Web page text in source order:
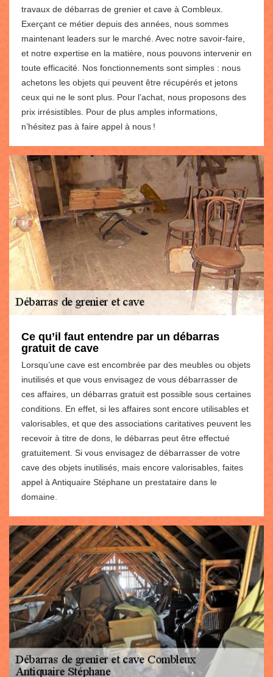
travaux de débarras de grenier et cave à Combleux.
Exerçant ce métier depuis des années, nous sommes
maintenant leaders sur le marché. Avec notre savoir-faire,
et notre expertise en la matière, nous pouvons intervenir en
toute efficacité. Nos fonctionnements sont simples : nous
achetons les objets qui peuvent être récupérés et jetons
ceux qui ne le sont plus. Pour l’achat, nous proposons des
prix irrésistibles. Pour de plus amples informations,
n’hésitez pas à faire appel à nous !
Ce qu’il faut entendre par un débarras
gratuit de cave
Lorsqu’une cave est encombrée par des meubles ou objets
inutilisés et que vous envisagez de vous débarrasser de
ces affaires, un débarras gratuit est possible sous certaines
conditions. En effet, si les affaires sont encore utilisables et
valorisables, et que des associations caritatives peuvent les
recevoir à titre de dons, le débarras peut être effectué
gratuitement. Si vous envisagez de débarrasser de votre
cave des objets inutilisés, mais encore valorisables, faites
appel à Antiquaire Stéphane un prestataire dans le
domaine.